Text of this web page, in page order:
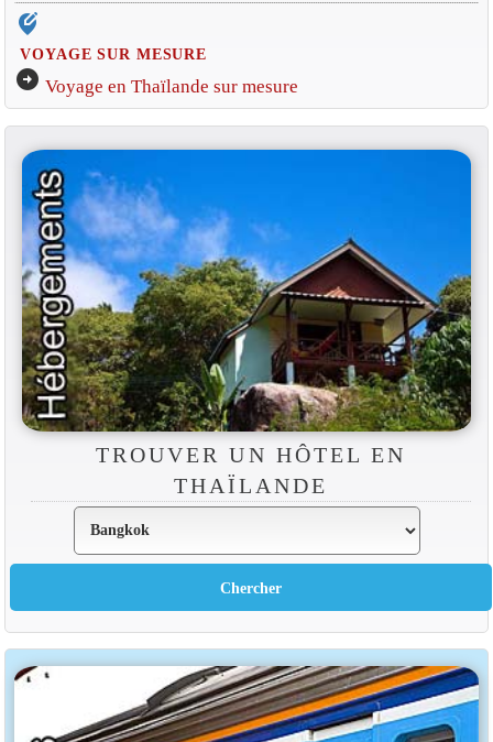
edit_location_alt
VOYAGE SUR MESURE
arrow_circle_right Voyage en Thaïlande sur mesure
TROUVER UN HÔTEL EN
THAÏLANDE